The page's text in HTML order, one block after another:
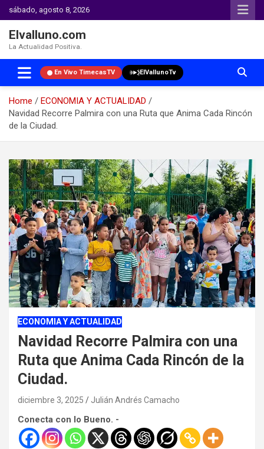
sábado, agosto 8, 2026
Elvalluno.com
La Actualidad Positiva.
En Vivo TimecasTV ElVallunoTv
Home
ECONOMIA Y ACTUALIDAD
Navidad Recorre Palmira con una Ruta que Anima Cada Rincón
de la Ciudad.
content
ECONOMIA Y ACTUALIDAD
Navidad Recorre Palmira con una
Ruta que Anima Cada Rincón de la
Ciudad.
diciembre 3, 2025 Julián Andrés Camacho
Conecta con lo Bueno. -